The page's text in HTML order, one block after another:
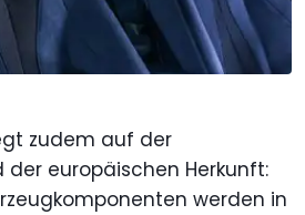
zudem auf der
europäischen Herkunft:
werden in